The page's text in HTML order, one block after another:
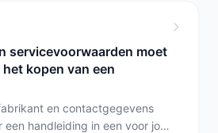
je extreem snel laden, kies dan
vermogen (bijvoorbeeld 65
servicevoorwaarden moet
kopen van een
en contactgegevens
handleiding in een voor jou